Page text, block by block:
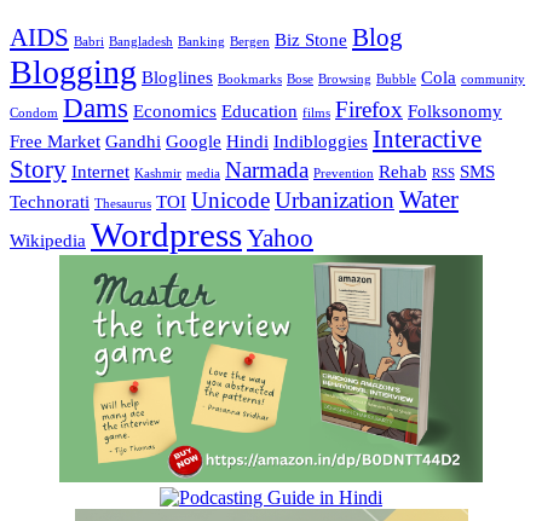
AIDS Babri Bangladesh Banking Bergen Biz Stone Blog
Blogging Bloglines Bookmarks Bose Browsing Bubble Cola community
Condom Dams Economics Education films Firefox Folksonomy
Free Market Gandhi Google Hindi Indibloggies Interactive
Story Internet Kashmir media Narmada Prevention Rehab RSS SMS
Technorati Thesaurus TOI UnicodeUrbanizationWater
Wikipedia WordpressYahoo